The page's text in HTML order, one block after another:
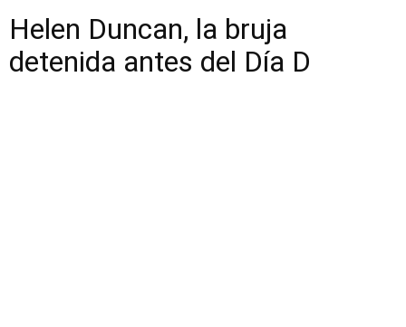
Helen Duncan, la bruja
detenida antes del Día D